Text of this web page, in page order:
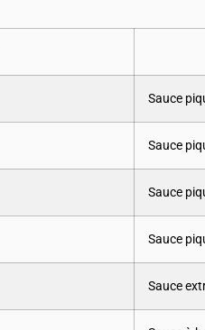
Sauce
Sauce
Sauce
Sauce
Sauce